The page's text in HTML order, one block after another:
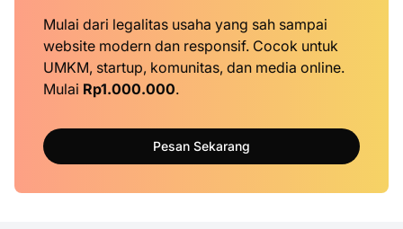
Mulai dari legalitas usaha yang sah sampai
website modern dan responsif. Cocok untuk
UMKM, startup, komunitas, dan media online.
Mulai Rp1.000.000.
Pesan Sekarang